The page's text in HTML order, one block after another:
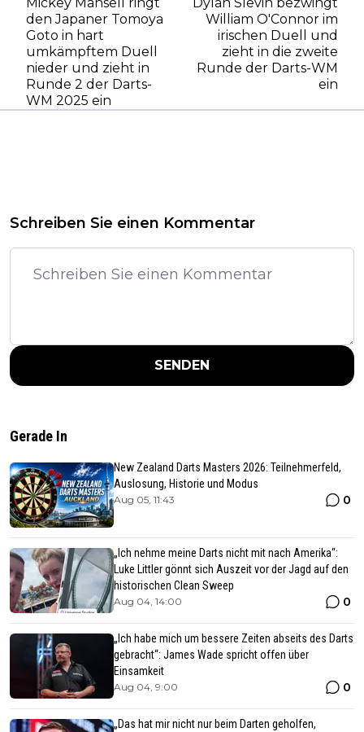
den Japaner Tomoya
Goto in hart
umkämpftem Duell
nieder und zieht in
Runde 2 der Darts-
WM 2025 ein
William O'Connor im
irischen Duell und
zieht in die zweite
Runde der Darts-WM
ein
Schreiben Sie einen Kommentar
SENDEN
Gerade In
New Zealand Darts Masters 2026: Teilnehmerfeld,
Auslosung, Historie und Modus
Aug 05, 11:43 0
„Ich nehme meine Darts nicht mit nach Amerika“:
Luke Littler gönnt sich Auszeit vor der Jagd auf den
historischen Clean Sweep
Aug 04, 14:00 0
„Ich habe mich um bessere Zeiten abseits des Darts
gebracht“: James Wade spricht offen über
Einsamkeit
Aug 04, 9:00 0
„Das hat mir nicht nur beim Darten geholfen,